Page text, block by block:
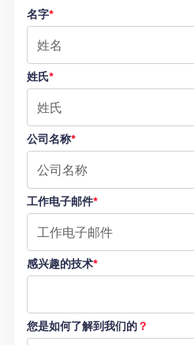
名字*
姓氏*
公司名称*
工作电子邮件*
感兴趣的技术*
您是如何了解到我们的？